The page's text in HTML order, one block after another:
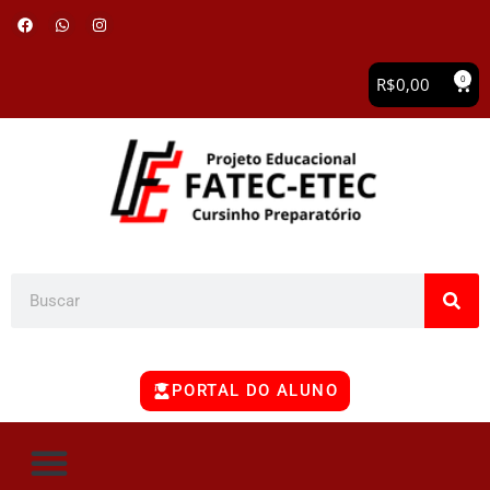
R$0,00 0
PORTAL DO ALUNO